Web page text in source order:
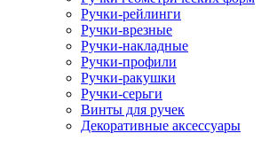
Ручки-рейлинги
Ручки-врезные
Ручки-накладные
Ручки-профили
Ручки-ракушки
Ручки-серьги
Винты для ручек
Декоративные аксессуары